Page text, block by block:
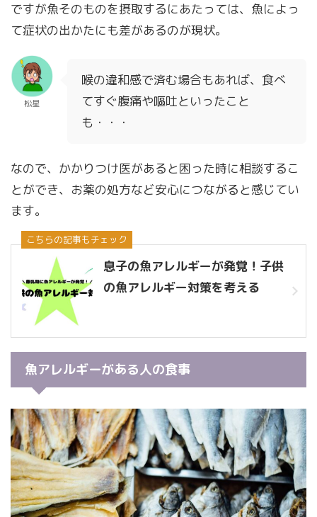
ですが魚そのものを摂取するにあたっては、魚によっ
て症状の出かたにも差があるのが現状。
松星
喉の違和感で済む場合もあれば、食べ
てすぐ腹痛や嘔吐といったこと
も・・・
なので、かかりつけ医があると困った時に相談するこ
とができ、お薬の処方など安心につながると感じてい
ます。
息子の魚アレルギーが発覚！子供
の魚アレルギー対策を考える
こちらの記事もチェック
魚アレルギーがある人の食事